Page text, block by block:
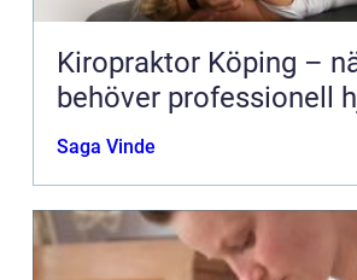
Kiropraktor Köping –
behöver professionell
Saga Vinde